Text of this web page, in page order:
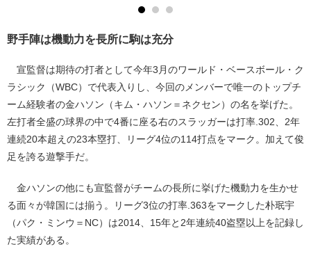
野手陣は機動力を長所に駒は充分
宣監督は期待の打者として今年3月のワールド・ベースボール・ク
ラシック（WBC）で代表入りし、今回のメンバーで唯一のトップチ
ーム経験者の金ハソン（キム・ハソン＝ネクセン）の名を挙げた。
左打者全盛の球界の中で4番に座る右のスラッガーは打率.302、2年
連続20本超えの23本塁打、リーグ4位の114打点をマーク。加えて俊
足を誇る遊撃手だ。
金ハソンの他にも宣監督がチームの長所に挙げた機動力を生かせ
る面々が韓国には揃う。リーグ3位の打率.363をマークした朴珉宇
（パク・ミンウ＝NC）は2014、15年と2年連続40盗塁以上を記録し
た実績がある。